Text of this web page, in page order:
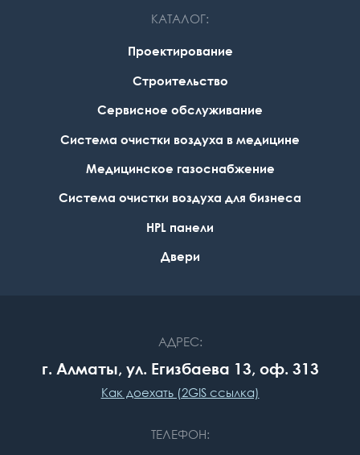
КАТАЛОГ:
Проектирование
Строительство
Сервисное обслуживание
Система очистки воздуха в медицине
Медицинское газоснабжение
Система очистки воздуха для бизнеса
НPL панели
Двери
АДРЕС:
г. Алматы, ул. Егизбаева 13, оф. 313
Как доехать (2GIS ссылка)
ТЕЛЕФОН: